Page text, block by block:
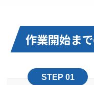
作業開始ま